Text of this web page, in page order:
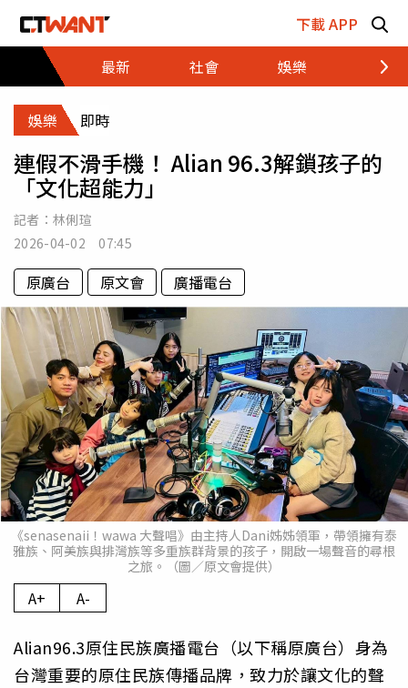
下載 APP
最新
社會 娛樂 財經
娛樂 即時
連假不滑手機！ Alian 96.3解鎖孩子的
「文化超能力」
記者： 林俐瑄
2026-04-02 07:45
原廣台 原文會 廣播電台
《senasenaii！wawa 大聲唱》由主持人Dani姊姊領軍，帶領擁有泰
雅族、阿美族與排灣族等多重族群背景的孩子，開啟一場聲音的尋根
之旅。（圖／原文會提供）
A+ A-
Alian96.3原住民族廣播電台（以下稱原廣台）身為
台灣重要的原住民族傳播品牌，致力於讓文化的聲